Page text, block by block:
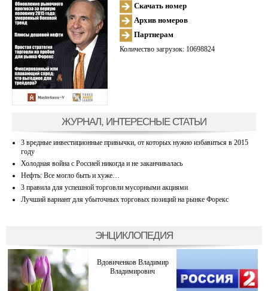
Скачать номер
Архив номеров
Партнерам
Количество загрузок: 10698824
ЖУРНАЛ, ИНТЕРЕСНЫЕ СТАТЬИ
3 вредные инвестиционные привычки, от которых нужно избавиться в 2015
году
Холодная война с Россией никогда и не заканчивалась
Нефть: Все могло быть и хуже…
3 правила для успешной торговли мусорными акциями
Лучший вариант для убыточных торговых позиций на рынке Форекс
ЭНЦИКЛОПЕДИЯ
Вдовиченков Владимир
Владимирович